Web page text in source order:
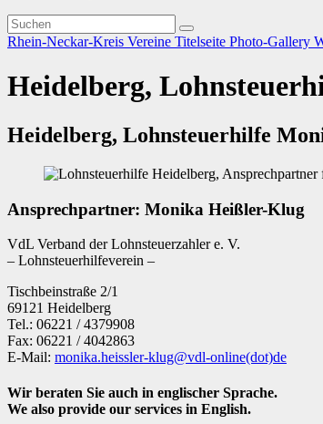
Rhein-Neckar-Kreis Vereine Titelseite Photo-Gallery
Heidelberg,
Heidelberg, Lohnsteuerhilfe
Ansprechpartner: Monika Heißler-Klug
VdL Verband der Lohnsteuerzahler e. V.
– Lohnsteuerhilfeverein –
Tischbeinstraße 2/1
69121 Heidelberg
Tel.: 06221 / 4379908
Fax: 06221 / 4042863
E-Mail: monika.heissler-klug@vdl-online(dot)de
Wir beraten Sie auch in englischer Sprache.
We also provide our services in English.